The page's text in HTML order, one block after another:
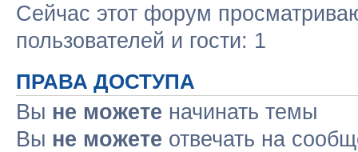
Сейчас этот форум
пользователей и гости: 1
ПРАВА ДОСТУПА
Вы не можете начинать темы
Вы не можете отвечать на